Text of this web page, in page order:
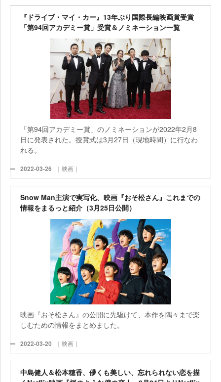
『ドライブ・マイ・カー』13年ぶり国際長編映画賞受賞
「第94回アカデミー賞」受賞＆ノミネーション一覧
「第94回アカデミー賞」のノミネーションが2022年2月8
日に発表された。授賞式は3月27日（現地時間）に行なわ
れる。
2022-03-26 ｜映画｜
Snow Man主演で実写化、映画『おそ松さん』これまでの
情報をまるっと紹介（3月25日公開）
映画『おそ松さん』の公開に先駆けて、本作を隅々まで楽
しむための情報をまとめました。
2022-03-20 ｜映画｜
中島健人＆松本穂香、儚くも美しい、忘れられない恋を描